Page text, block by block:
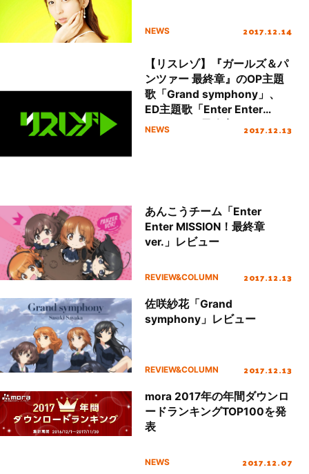
NEWS 2017.12.14
【リスレゾ】『ガールズ＆パ
ンツァー 最終章』のOP主題
歌「Grand symphony」、
ED主題歌「Enter Enter
MISSION！最終章ver.」のレ
NEWS 2017.12.13
あんこうチーム「Enter
Enter MISSION！最終章
ver.」レビュー
REVIEW&COLUMN 2017.12.13
佐咲紗花「Grand
symphony」レビュー
REVIEW&COLUMN 2017.12.13
mora 2017年の年間ダウンロ
ードランキングTOP100を発
表
NEWS 2017.12.07